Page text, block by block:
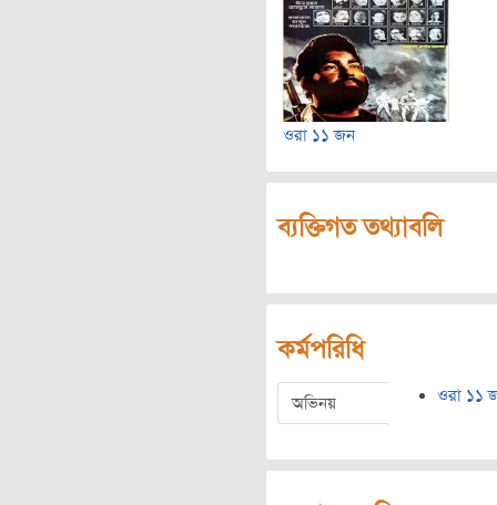
ওরা ১১ জন
ব্যক্তিগত তথ্যাবলি
কর্মপরিধি
অভিনয় ওরা ১১